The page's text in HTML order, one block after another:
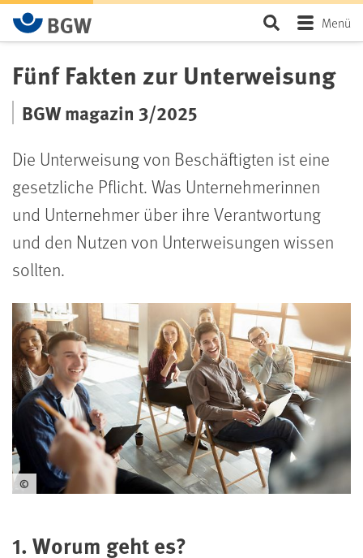
Zum Hauptinhalt springen SeiteMenü
Fünf Fakten zur Unterweisung
BGW magazin 3/2025
Die Unterweisung von Beschäftigten ist eine
gesetzliche Pflicht. Was Unternehmerinnen
und Unternehmer über ihre Verantwortung
und den Nutzen von Unterweisungen wissen
sollten.
©
1. Worum geht es?